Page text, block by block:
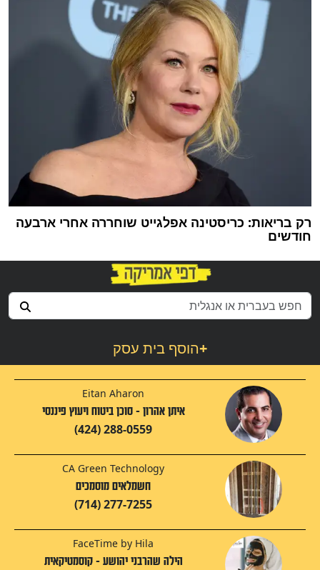
רק בריאות: כריסטינה אפלגייט שוחררה אחרי ארבעה
חודשים
הוסף בית עסק+
Eitan Aharon
איתן אהרון - סוכן ביטוח ויעוץ פיננסי
(424) 288-0559
CA Green Technology
חשמלאים מוסמכים
(714) 277-7255
FaceTime by Hila
הילה שהרבני יהושע - קוסמטיקאית